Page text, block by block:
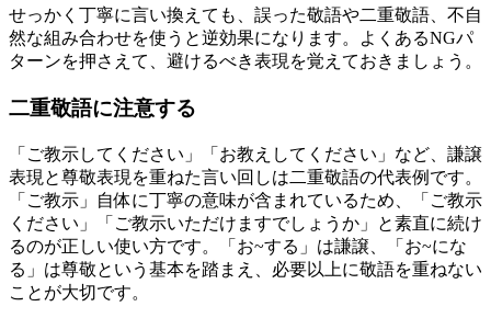
せっかく丁寧に言い換えても、誤った敬語や二重敬語、不自
然な組み合わせを使うと逆効果になります。よくあるNGパ
ターンを押さえて、避けるべき表現を覚えておきましょう。
二重敬語に注意する
「ご教示してください」「お教えしてください」など、謙譲
表現と尊敬表現を重ねた言い回しは二重敬語の代表例です。
「ご教示」自体に丁寧の意味が含まれているため、「ご教示
ください」「ご教示いただけますでしょうか」と素直に続け
るのが正しい使い方です。「お~する」は謙譲、「お~にな
る」は尊敬という基本を踏まえ、必要以上に敬語を重ねない
ことが大切です。